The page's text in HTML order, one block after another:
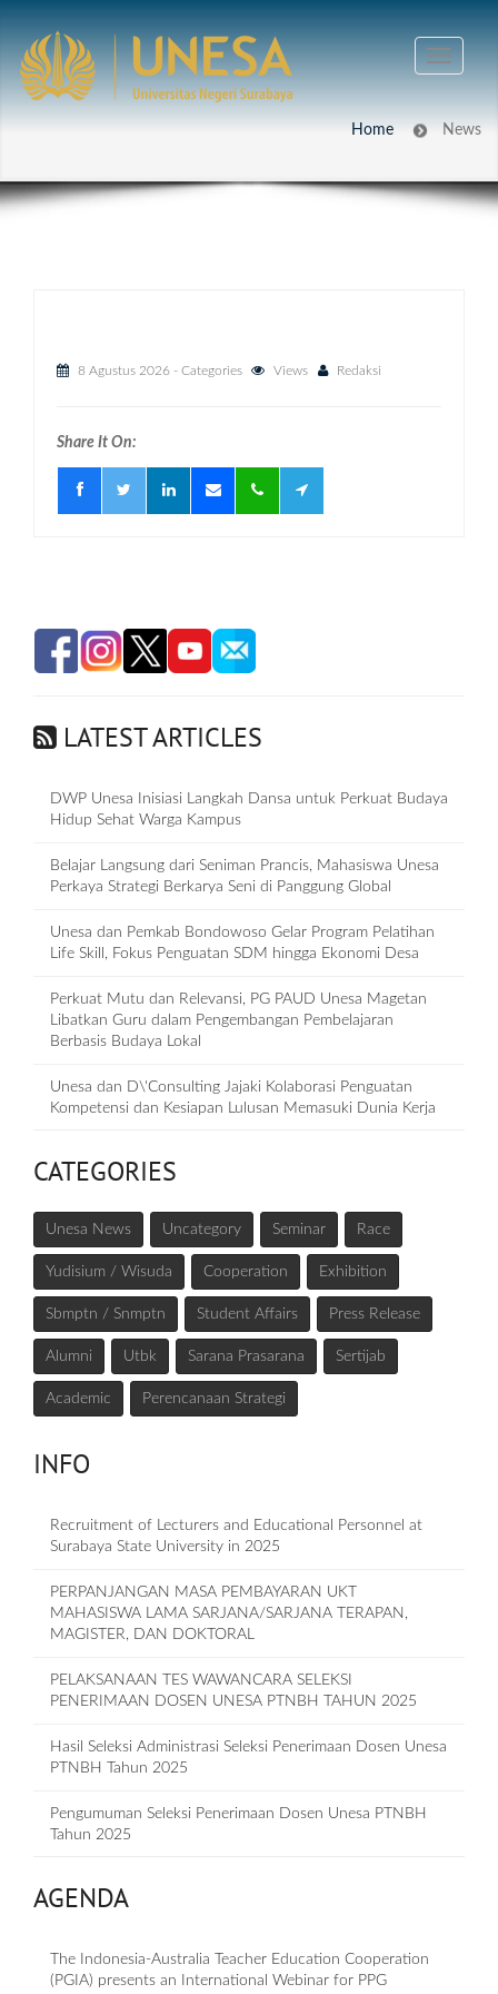
Home News
8 Agustus 2026 - Categories Views Redaksi
Share It On:
LATEST ARTICLES
DWP Unesa Inisiasi Langkah Dansa untuk Perkuat Budaya
Hidup Sehat Warga Kampus
Belajar Langsung dari Seniman Prancis, Mahasiswa Unesa
Perkaya Strategi Berkarya Seni di Panggung Global
Unesa dan Pemkab Bondowoso Gelar Program Pelatihan
Life Skill, Fokus Penguatan SDM hingga Ekonomi Desa
Perkuat Mutu dan Relevansi, PG PAUD Unesa Magetan
Libatkan Guru dalam Pengembangan Pembelajaran
Berbasis Budaya Lokal
Unesa dan D\'Consulting Jajaki Kolaborasi Penguatan
Kompetensi dan Kesiapan Lulusan Memasuki Dunia Kerja
CATEGORIES
Unesa News Uncategory Seminar Race
Yudisium / Wisuda Cooperation Exhibition
Sbmptn / Snmptn Student Affairs Press Release
Alumni Utbk Sarana Prasarana Sertijab
Academic Perencanaan Strategi
INFO
Recruitment of Lecturers and Educational Personnel at
Surabaya State University in 2025
PERPANJANGAN MASA PEMBAYARAN UKT
MAHASISWA LAMA SARJANA/SARJANA TERAPAN,
MAGISTER, DAN DOKTORAL
PELAKSANAAN TES WAWANCARA SELEKSI
PENERIMAAN DOSEN UNESA PTNBH TAHUN 2025
Hasil Seleksi Administrasi Seleksi Penerimaan Dosen Unesa
PTNBH Tahun 2025
Pengumuman Seleksi Penerimaan Dosen Unesa PTNBH
Tahun 2025
AGENDA
The Indonesia-Australia Teacher Education Cooperation
(PGIA) presents an International Webinar for PPG